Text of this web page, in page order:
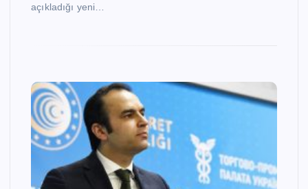
açıkladığı yeni…